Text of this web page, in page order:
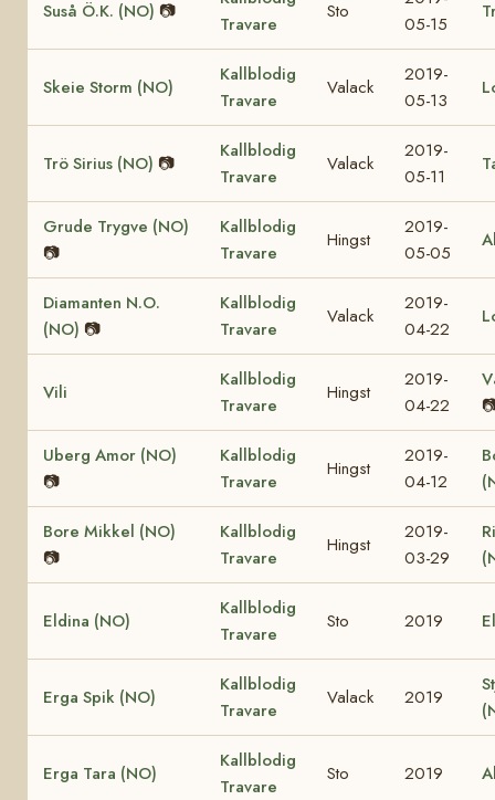
Suså Ö.K. (NO) 📷
Travare
Sto
05-15
Skeie Storm (NO)
Kallblodig
Travare
Valack
2019-
05-13
Trö Sirius (NO) 📷
Kallblodig
Travare
Valack
2019-
05-11
Grude Trygve (NO)
📷
Kallblodig
Travare
Hingst
2019-
05-05
Diamanten N.O.
(NO) 📷
Kallblodig
Travare
Valack
2019-
04-22
Vili
Kallblodig
Travare
Hingst
2019-
04-22
Uberg Amor (NO)
📷
Kallblodig
Travare
Hingst
2019-
04-12
Bore Mikkel (NO)
📷
Kallblodig
Travare
Hingst
2019-
03-29
Eldina (NO)
Kallblodig
Travare
Sto 2019
Erga Spik (NO)
Kallblodig
Travare
Valack 2019
Erga Tara (NO)
Kallblodig
Travare
Sto 2019